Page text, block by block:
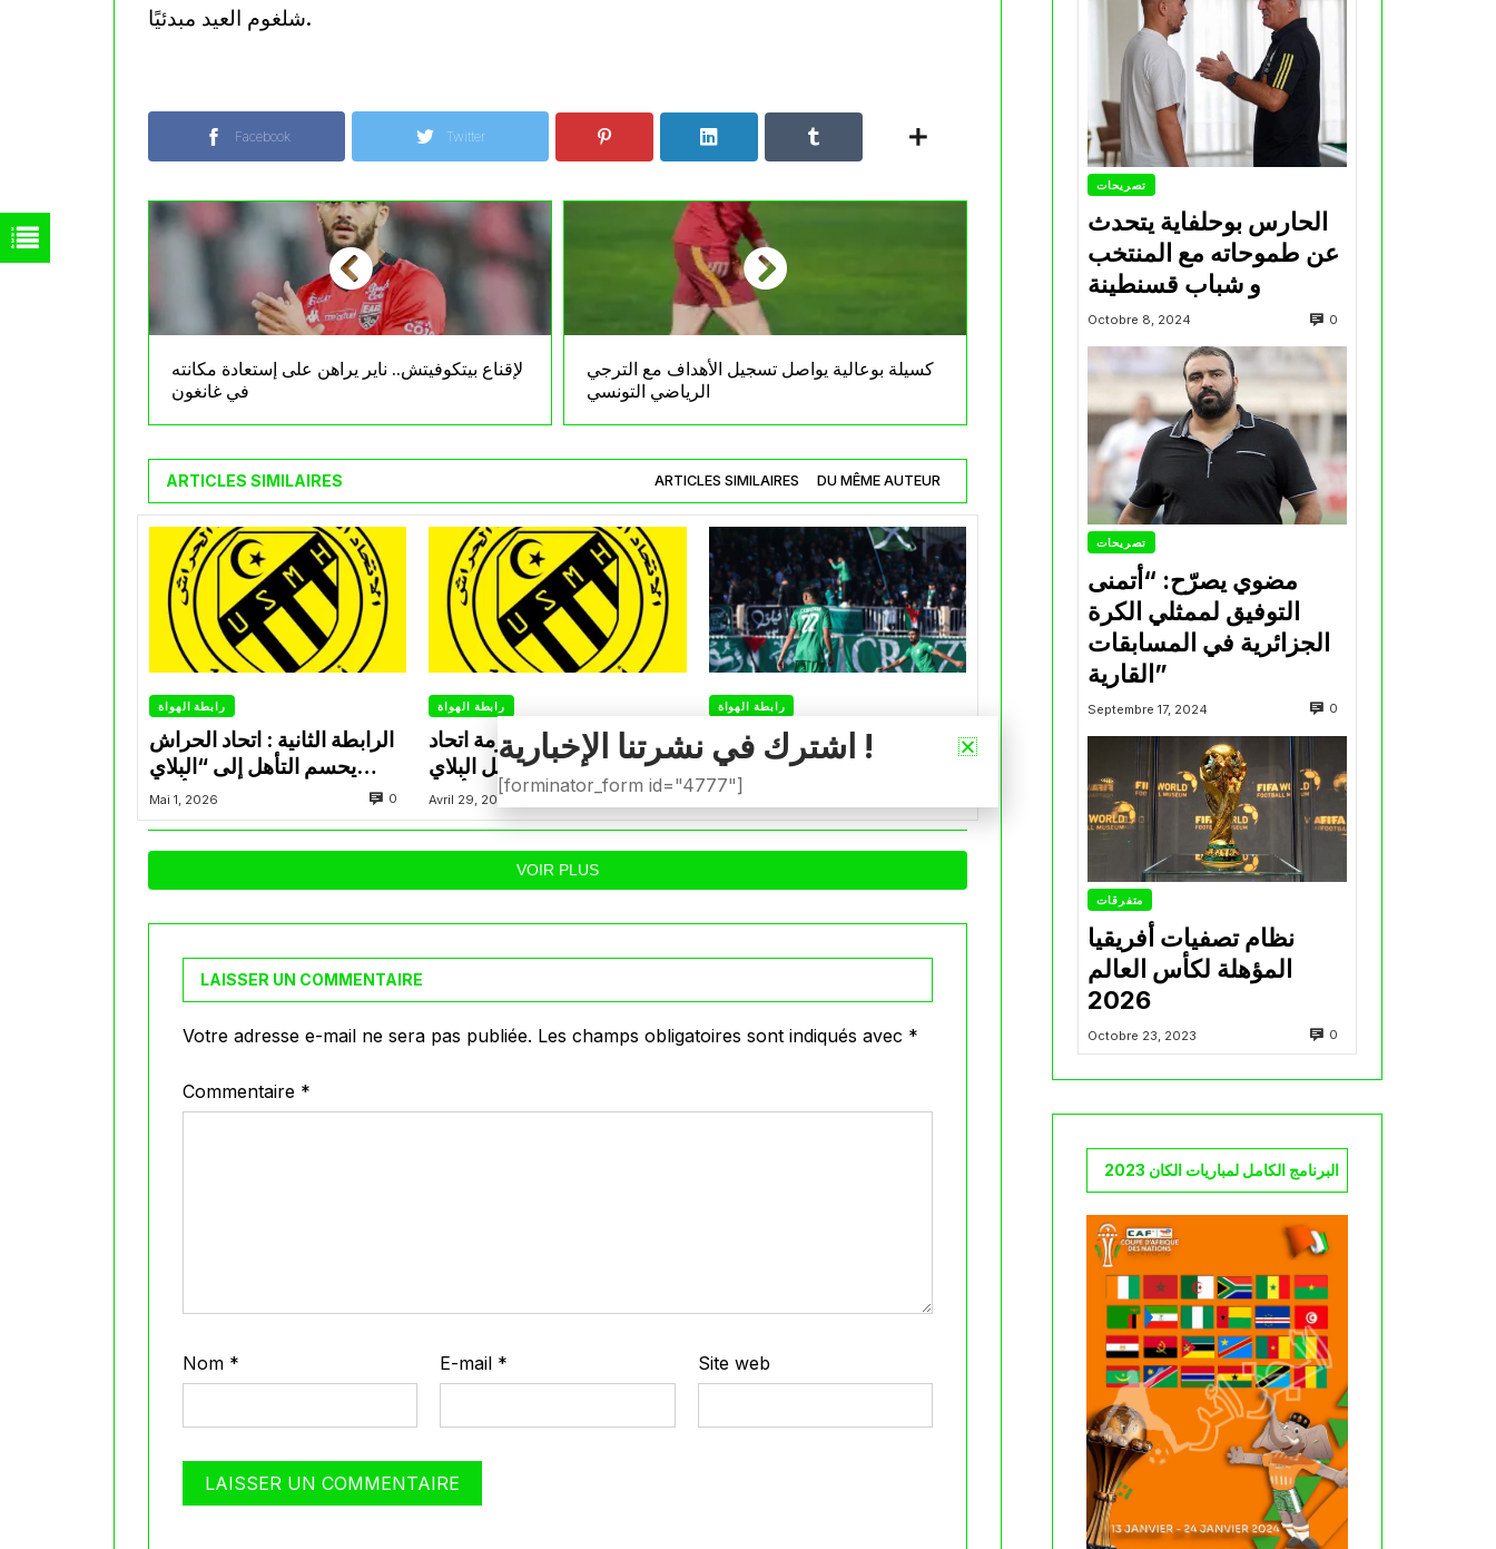
شلغوم العيد مبدئيًا.
Facebook Twitter
لإقناع بيتكوفيتش.. ناير يراهن على إستعادة مكانته
في غانغون
كسيلة بوعالية يواصل تسجيل الأهداف مع الترجي
الرياضي التونسي
ARTICLES SIMILAIRES ARTICLES SIMILAIRES DU MÊME AUTEUR
رابطة الهواة
الرابطة الثانية : اتحاد الحراش
يحسم التأهل إلى “البلاي
أوف”
Mai 1, 2026 0
رابطة الهواة
انفراج مرتقب لأزمة اتحاد
الحراش المالية قبل البلاي
أوف
Avril 29, 2026
رابطة الهواة
رابطة الهواة.. أبرز قرارات
لجنة الانضباط للجولة 28
Avril 28, 2026
VOIR PLUS
LAISSER UN COMMENTAIRE
Votre adresse e-mail ne sera pas publiée. Les champs obligatoires sont indiqués avec *
Commentaire *
Nom * E-mail * Site web
تصريحات
الحارس بوحلفاية يتحدث
عن طموحاته مع المنتخب
و شباب قسنطينة
Octobre 8, 2024 0
تصريحات
مضوي يصرّح: “أتمنى
التوفيق لممثلي الكرة
الجزائرية في المسابقات
القارية”
Septembre 17, 2024 0
متفرقات
نظام تصفيات أفريقيا
المؤهلة لكأس العالم
2026
Octobre 23, 2023 0
البرنامج الكامل لمباريات الكان 2023
اشترك في نشرتنا الإخبارية !
[forminator_form id="4777"]